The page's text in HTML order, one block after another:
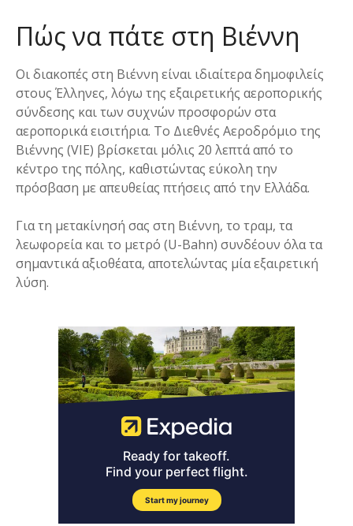
Πώς να πάτε στη Βιέννη
Οι διακοπές στη Βιέννη είναι ιδιαίτερα δημοφιλείς
στους Έλληνες, λόγω της εξαιρετικής αεροπορικής
σύνδεσης και των συχνών προσφορών στα
αεροπορικά εισιτήρια. Το Διεθνές Αεροδρόμιο της
Βιέννης (VIE) βρίσκεται μόλις 20 λεπτά από το
κέντρο της πόλης, καθιστώντας εύκολη την
πρόσβαση με απευθείας πτήσεις από την Ελλάδα.
Για τη μετακίνησή σας στη Βιέννη, το τραμ, τα
λεωφορεία και το μετρό (U-Bahn) συνδέουν όλα τα
σημαντικά αξιοθέατα, αποτελώντας μία εξαιρετική
λύση.